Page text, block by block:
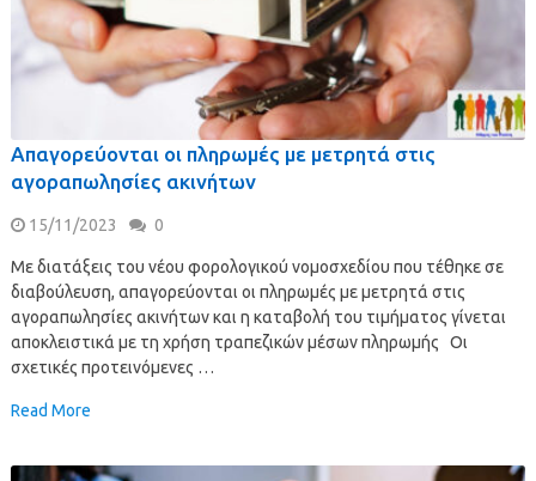
Απαγορεύονται οι πληρωμές με μετρητά στις
αγοραπωλησίες ακινήτων
15/11/2023 0
Με διατάξεις του νέου φορολογικού νομοσχεδίου που τέθηκε σε
διαβούλευση, απαγορεύονται οι πληρωμές με μετρητά στις
αγοραπωλησίες ακινήτων και η καταβολή του τιμήματος γίνεται
αποκλειστικά με τη χρήση τραπεζικών μέσων πληρωμής Οι
σχετικές προτεινόμενες …
Read More